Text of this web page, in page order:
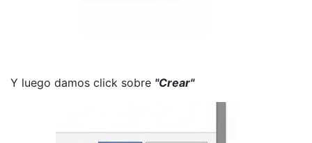
Y luego damos click sobre "Crear"